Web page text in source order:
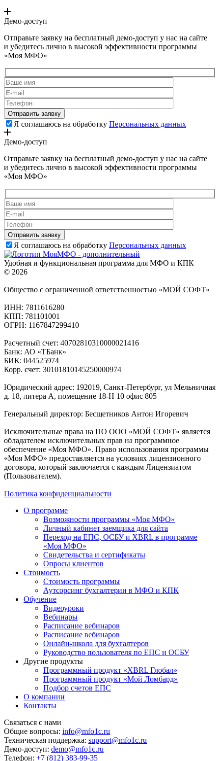
Демо-доступ
Отправьте заявку на бесплатный демо-доступ у нас на сайте
и убедитесь лично в высокой эффективности программы
«Моя МФО»
Я соглашаюсь на обработку Персональных данных
Демо-доступ
Отправьте заявку на бесплатный демо-доступ у нас на сайте
и убедитесь лично в высокой эффективности программы
«Моя МФО»
Я соглашаюсь на обработку Персональных данных
Удобная и функциональная программа для МФО и КПК
© 2026
Общество с ограниченной ответственностью «МОЙ СОФТ»
ИНН: 7811616280
КПП: 781101001
ОГРН: 1167847299410
Расчетный счет: 40702810310000021416
Банк: АО «ТБанк»
БИК: 044525974
Корр. счет: 30101810145250000974
Юридический адрес: 192019, Санкт-Петербург, ул Мельничная
д. 18, литера А, помещение 18-Н 10 офис 805
Генеральный директор: Бесщетников Антон Игоревич
Исключительные права на ПО ООО «МОЙ СОФТ» является
обладателем исключительных прав на программное
обеспечение «Моя МФО». Право использования программы
«Моя МФО» предоставляется на условиях лицензионного
договора, который заключается с каждым Лицензиатом
(Пользователем).
Политика конфиденциальности
О программе
Возможности программы «Моя МФО»
Личный кабинет заемщика для сайта
Переход на ЕПС, ОСБУ и XBRL в программе
«Моя МФО»
Свидетельства и сертификаты
Опросы клиентов
Стоимость
Стоимость программы
Аутсорсинг бухгалтерии в МФО и КПК
Обучение
Видеоуроки
Вебинары
Расписание вебинаров
Расписание вебинаров
Онлайн-школа для бухгалтеров
Руководство пользователя по ЕПС и ОСБУ
Другие продукты
Программный продукт «XBRL Глобал»
Программный продукт «Мой Ломбард»
Подбор счетов ЕПС
О компании
Контакты
Связаться с нами
Общие вопросы: info@mfo1c.ru
Техническая поддержка: support@mfo1c.ru
Демо-доступ: demo@mfo1c.ru
Телефон: +7 (812) 383-99-35